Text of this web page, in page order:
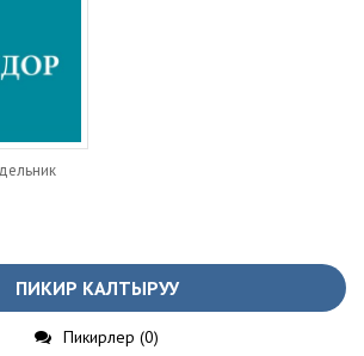
ПИКИР КАЛТЫРУУ
Пикирлер (0)